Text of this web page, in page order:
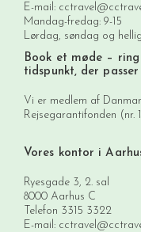
E-mail:
Mandag-fredag: 9-15
Lørdag, søndag og
Book et møde –
tidspunkt, der
Vi er medlem af
Rejsegarantifonden (nr.
Vores kontor i
Ryesgade 3, 2. sal
8000 Aarhus C
Telefon 3315 3322
E-mail: